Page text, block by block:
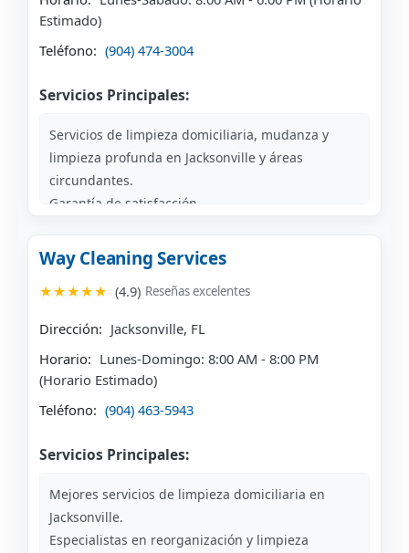
Estimado)
Teléfono: (904) 474-3004
Servicios Principales:
Servicios de limpieza domiciliaria, mudanza y
limpieza profunda en Jacksonville y áreas
circundantes.
Garantía de satisfacción.
Way Cleaning Services
★★★★★ (4.9) Reseñas excelentes
Dirección: Jacksonville, FL
Horario: Lunes-Domingo: 8:00 AM - 8:00 PM
(Horario Estimado)
Teléfono: (904) 463-5943
Servicios Principales:
Mejores servicios de limpieza domiciliaria en
Jacksonville.
Especialistas en reorganización y limpieza